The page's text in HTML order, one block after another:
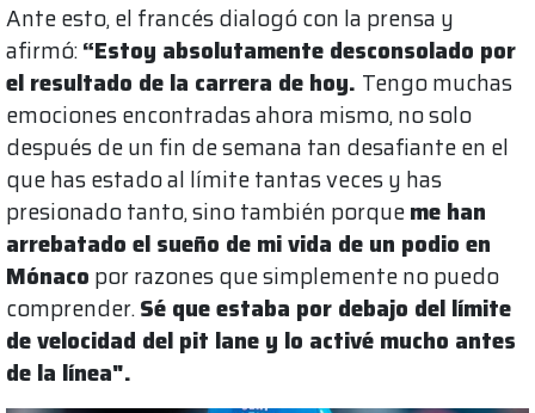
Ante esto, el francés dialogó con la prensa y
afirmó:​​“Estoy absolutamente desconsolado por
el resultado de la carrera de hoy. Tengo muchas
emociones encontradas ahora mismo, no solo
después de un fin de semana tan desafiante en el
que has estado al límite tantas veces y has
presionado tanto, sino también porqueme han
arrebatado el sueño de mi vida de un podio en
Mónaco por razones que simplemente no puedo
comprender.Sé que estaba por debajo del límite
de velocidad del pit lane y lo activé mucho antes
de la línea".